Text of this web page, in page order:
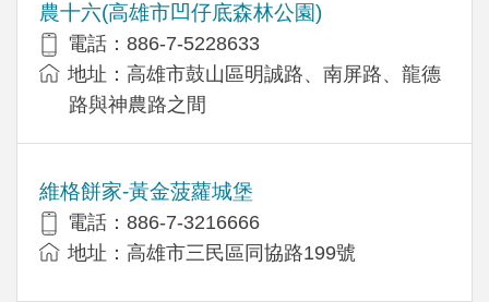
農十六(高雄市凹仔底森林公園)
電話：886-7-5228633
地址：高雄市鼓山區明誠路、南屏路、龍德
路與神農路之間
維格餅家-黃金菠蘿城堡
電話：886-7-3216666
地址：高雄市三民區同協路199號